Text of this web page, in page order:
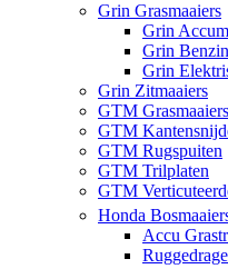
Grin Grasmaaiers
Grin
Grin
Grin
Grin Zitmaaiers
GTM Grasmaaiers
GTM
GTM Rugspuiten
GTM Trilplaten
GTM
Honda
Accu